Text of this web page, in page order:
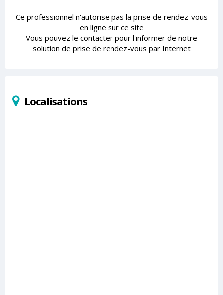
Ce professionnel n'autorise pas la prise de rendez-vous
en ligne sur ce site
Vous pouvez le contacter pour l'informer de notre
solution de prise de rendez-vous par Internet
Localisations